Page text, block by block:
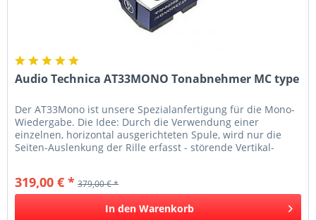
Audio Technica AT33MONO Tonabnehmer MC type
Der AT33Mono ist unsere Spezialanfertigung für die Mono-
Wiedergabe. Die Idee: Durch die Verwendung einer
einzelnen, horizontal ausgerichteten Spule, wird nur die
Seiten-Auslenkung der Rille erfasst - störende Vertikal-
319,00 € * 379,00 € *
In den Warenkorb